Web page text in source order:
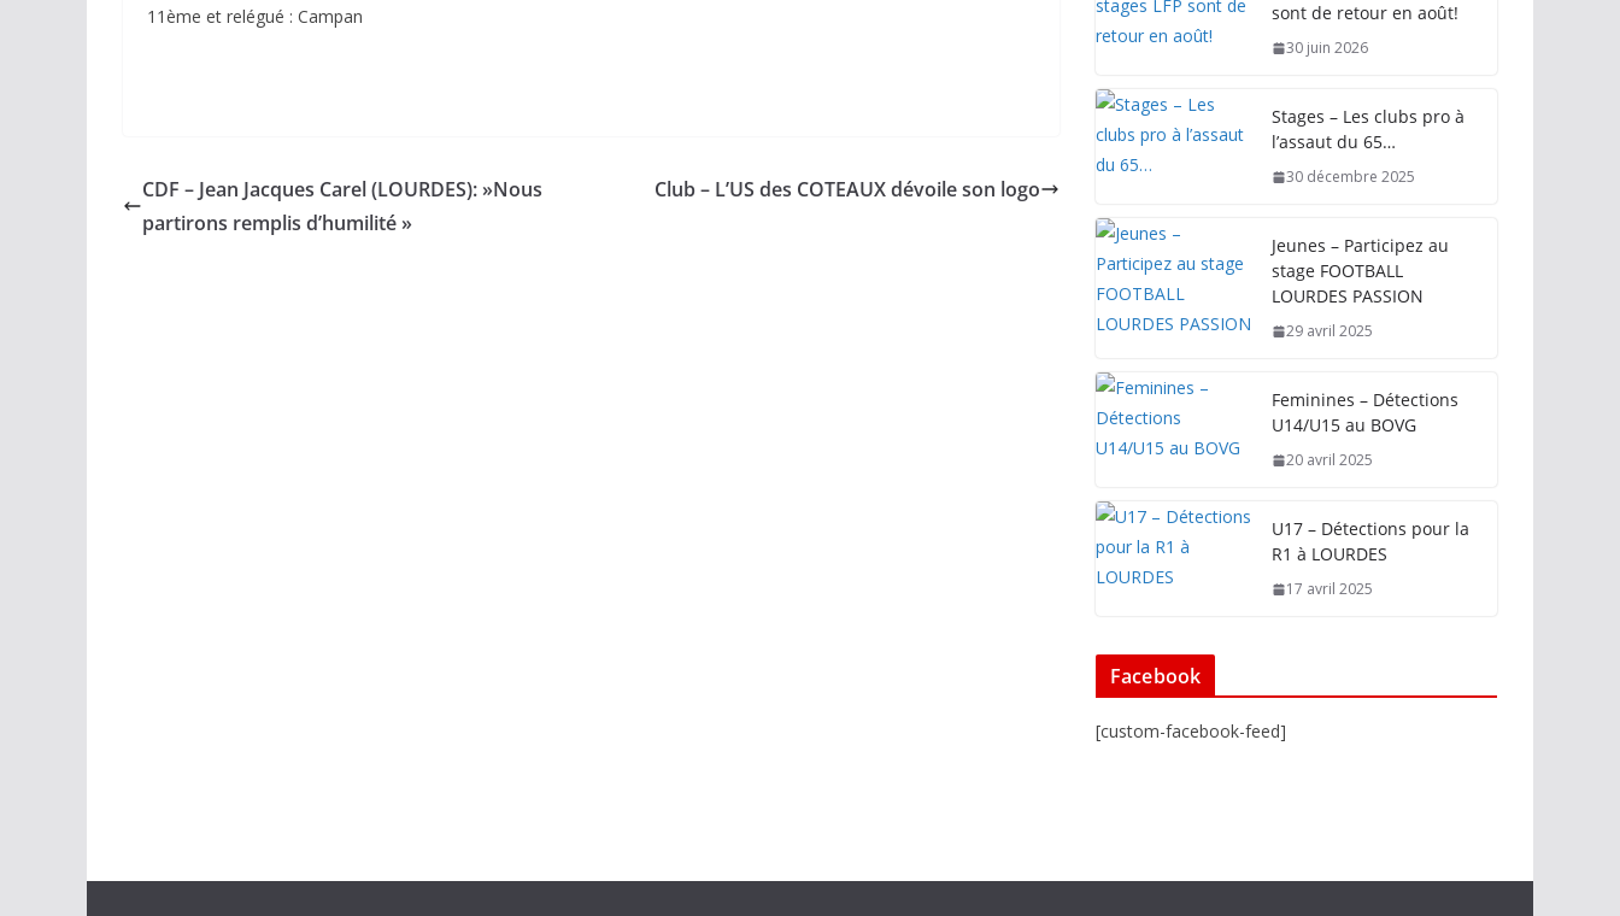
11ème et relégué : Campan
CDF – Jean Jacques Carel (LOURDES): »Nous
partirons remplis d’humilité »
Club – L’US des COTEAUX dévoile son logo
sont de retour en août!
30 juin 2026
Stages – Les clubs pro à
l’assaut du 65…
30 décembre 2025
Jeunes – Participez au
stage FOOTBALL
LOURDES PASSION
29 avril 2025
Feminines – Détections
U14/U15 au BOVG
20 avril 2025
U17 – Détections pour la
R1 à LOURDES
17 avril 2025
Facebook
[custom-facebook-feed]